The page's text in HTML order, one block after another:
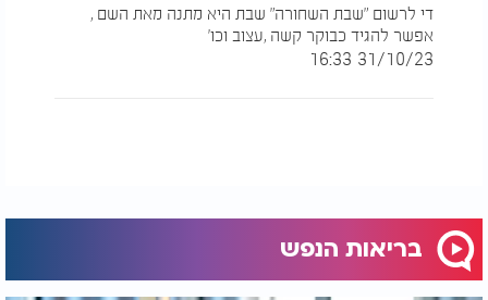
למייל
http://e0548477627@hotmail.com
הרב אייל אונגר - איך להאמין שיהיה טוב?
די לרשום "שבת השחורה" שבת היא מתנה מאת השם ,
אפשר להגיד כבוקר קשה ,עצוב וכו'
31/10/23 16:33
בריאות הנפש